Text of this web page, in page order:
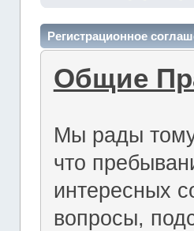
Регистрационное
Общие
Мы рады
что
интересных
вопросы,